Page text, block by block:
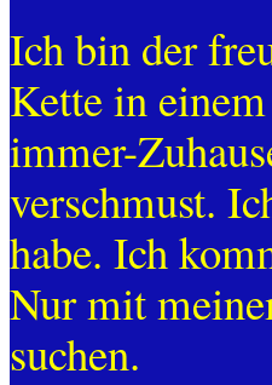
Ich bin der
Kette in
immer-
verschmust.
habe. Ich
Nur mit
suchen.